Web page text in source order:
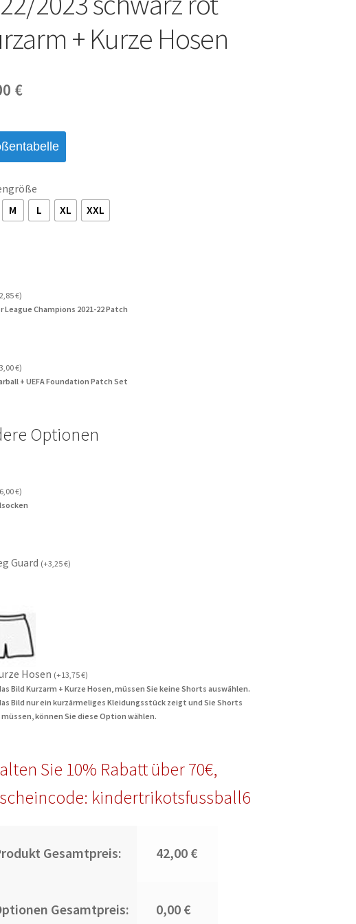
+ Kurze Hosen
€
M L XL XXL
2,85€)
League Champions 2021-22 Patch
3,00€)
+ UEFA Foundation Patch Set
Optionen
6,00€)
Guard (+3,25€)
Hosen (+13,75€)
Bild Kurzarm + Kurze Hosen, müssen Sie keine Shorts auswählen.
Bild nur ein kurzärmeliges Kleidungsstück zeigt und Sie Shorts
können Sie diese Option wählen.
Sie 10% Rabatt über 70€,
kindertrikotsfussball6
Gesamtpreis: 42,00 €
Gesamtpreis: 0,00 €